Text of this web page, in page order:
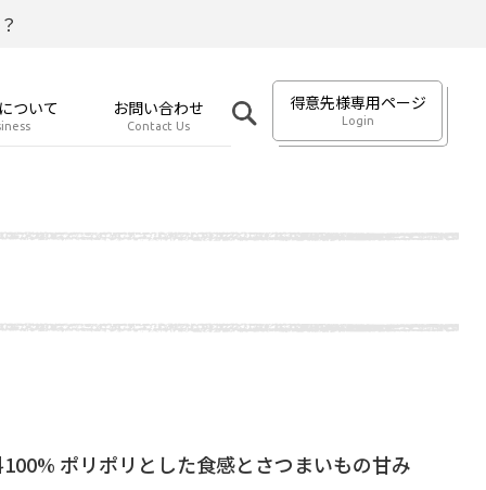
ついて お問い合わせ
Contact Us
得意先様専用ページ
Login
ポリポリとした食感とさつまいもの甘み